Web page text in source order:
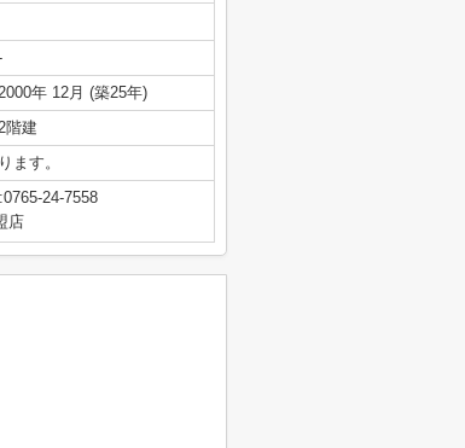
年 12月 (築25年)
階建
ます。
24-7558
店